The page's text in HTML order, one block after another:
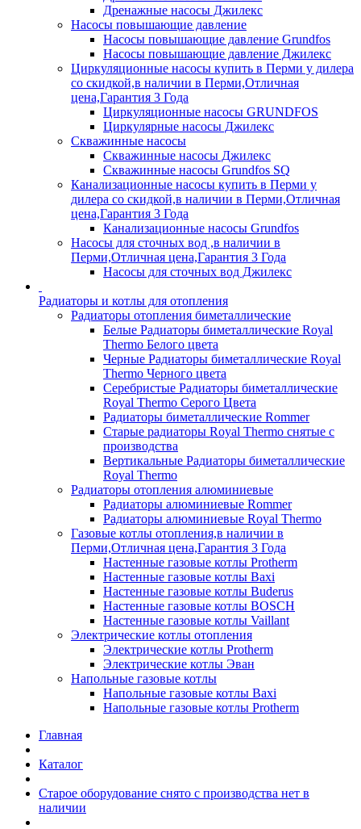
Дренажные насосы Джилекс
Насосы повышающие давление
Насосы повышающие давление Grundfos
Насосы повышающие давление Джилекс
Циркуляционные насосы купить в Перми у дилера
со скидкой,в наличии в Перми,Отличная
цена,Гарантия 3 Года
Циркуляционные насосы GRUNDFOS
Циркулярные насосы Джилекс
Скважинные насосы
Скважинные насосы Джилекс
Скважинные насосы Grundfos SQ
Канализационные насосы купить в Перми у
дилера со скидкой,в наличии в Перми,Отличная
цена,Гарантия 3 Года
Канализационные насосы Grundfos
Насосы для сточных вод ,в наличии в
Перми,Отличная цена,Гарантия 3 Года
Насосы для сточных вод Джилекс
Радиаторы и котлы для отопления
Радиаторы отопления биметаллические
Белые Радиаторы биметаллические Royal
Thermo Белого цвета
Черные Радиаторы биметаллические Royal
Thermo Черного цвета
Серебристые Радиаторы биметаллические
Royal Thermo Серого Цвета
Радиаторы биметаллические Rommer
Старые радиаторы Royal Thermo снятые с
производства
Вертикальные Радиаторы биметаллические
Royal Thermo
Радиаторы отопления алюминиевые
Радиаторы алюминиевые Rommer
Радиаторы алюминиевые Royal Thermo
Газовые котлы отопления,в наличии в
Перми,Отличная цена,Гарантия 3 Года
Настенные газовые котлы Protherm
Настенные газовые котлы Baxi
Настенные газовые котлы Buderus
Настенные газовые котлы BOSCH
Настенные газовые котлы Vaillant
Электрические котлы отопления
Электрические котлы Protherm
Электрические котлы Эван
Напольные газовые котлы
Напольные газовые котлы Baxi
Напольные газовые котлы Protherm
Главная
Каталог
Старое оборудование снято с производства нет в
наличии